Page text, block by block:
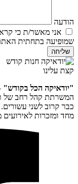
הודעה
אני מאשר/ת כי
שמופיעה בתחתית
שליחה
קצת עלינו
"יודאיקה הכל בקודש"
המשרתת קהל רחב של
כבר קרוב לשני
מחד ומזכרות לאירועים